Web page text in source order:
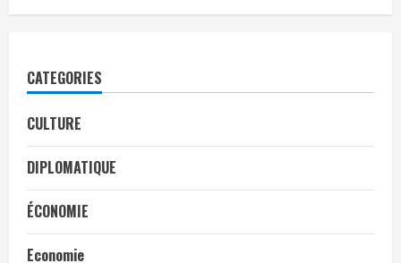
CATEGORIES
CULTURE
DIPLOMATIQUE
ÉCONOMIE
Economie